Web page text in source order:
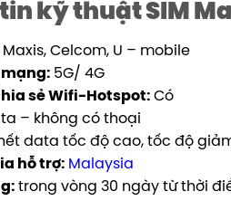
kỹ thuật SIM
Maxis, Celcom, U – mobile
5G/ 4G
sẻ Wifi-Hotspot: Có
– không có thoại
data tốc độ cao, tốc độ
hỗ trợ: Malaysia
trong vòng 30 ngày từ thời